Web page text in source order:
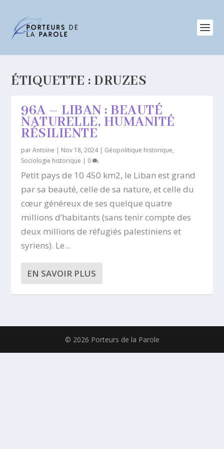
ÉTIQUETTE :DRUZES
96A – LIBAN : BEAUTÉ
NATURELLE, HUMANITÉ
RÉSILIENTE
parAntoine | Nov 18, 2024| Géopolitique historique,
Sociologie historique | 0
Petit pays de 10 450 km2, le Liban est grand
par sa beauté, celle de sa nature, et celle du
cœur généreux de ses quelque quatre
millions d’habitants (sans tenir compte des
deux millions de réfugiés palestiniens et
syriens). Le...
EN SAVOIR PLUS
© 2026 Porteurs de la Parole